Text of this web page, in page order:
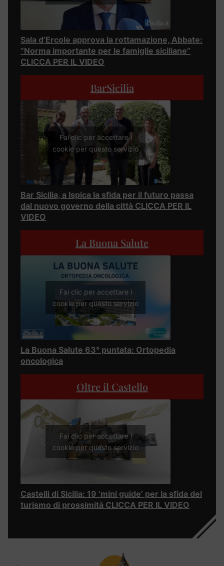
Sala d’Ercole approva la rottamazione, Abbate:
“Norma importante per le famiglie siciliane”
CLICCA PER IL VIDEO
BarSicilia
Fai clic per accettare i
cookie per questo servizio
Bar Sicilia, a Ispica la sfida per il futuro passa
dal nuovo governo della città CLICCA PER IL
VIDEO
La Buona Salute
Fai clic per accettare i
cookie per questo servizio
La Buona Salute 63° puntata: Ortopedia
oncologica
Oltre il Castello
Fai clic per accettare i
cookie per questo servizio
Castelli di Sicilia: 19 ‘mini guide’ per la sfida del
turismo di prossimità CLICCA PER IL VIDEO